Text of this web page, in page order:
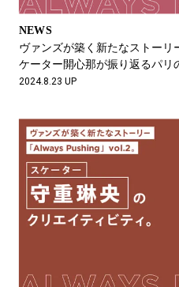
NEWS
ヴァンズが築く新たなストーリ
ケーター開心那が振り返るパリ
2024.8.23 UP